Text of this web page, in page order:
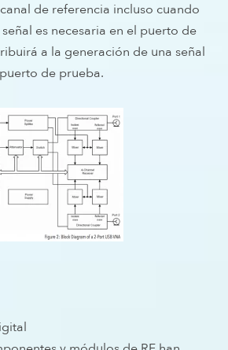
de referencia incluso cuando
es necesaria en el puerto de
a la generación de una señal
de prueba.